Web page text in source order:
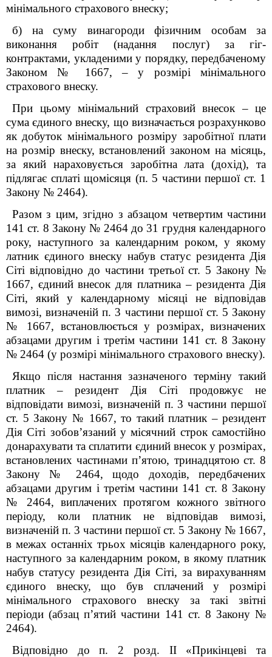
мінімального страхового внеску;
б) на суму винагороди фізичним особам за
виконання робіт (надання послуг) за гіг-
контрактами, укладеними у порядку, передбаченому
Законом № 1667, – у розмірі мінімального
страхового внеску.
При цьому мінімальний страховий внесок – це
сума єдиного внеску, що визначається розрахунково
як добуток мінімального розміру заробітної плати
на розмір внеску, встановлений законом на місяць,
за який нараховується заробітна лата (дохід), та
підлягає сплаті щомісяця (п. 5 частини першої ст. 1
Закону № 2464).
Разом з цим, згідно з абзацом четвертим частини
141 ст. 8 Закону № 2464 до 31 грудня календарного
року, наступного за календарним роком, у якому
латник єдиного внеску набув статус резидента Дія
Сіті відповідно до частини третьої ст. 5 Закону №
1667, єдиний внесок для платника – резидента Дія
Сіті, який у календарному місяці не відповідав
вимозі, визначеній п. 3 частини першої ст. 5 Закону
№ 1667, встановлюється у розмірах, визначених
абзацами другим і третім частини 141 ст. 8 Закону
№ 2464 (у розмірі мінімального страхового внеску).
Якщо після настання зазначеного терміну такий
платник – резидент Дія Сіті продовжує не
відповідати вимозі, визначеній п. 3 частини першої
ст. 5 Закону № 1667, то такий платник – резидент
Дія Сіті зобов’язаний у місячний строк самостійно
донарахувати та сплатити єдиний внесок у розмірах,
встановлених частинами п’ятою, тринадцятою ст. 8
Закону № 2464, щодо доходів, передбачених
абзацами другим і третім частини 141 ст. 8 Закону
№ 2464, виплачених протягом кожного звітного
періоду, коли платник не відповідав вимозі,
визначеній п. 3 частини першої ст. 5 Закону № 1667,
в межах останніх трьох місяців календарного року,
наступного за календарним роком, в якому платник
набув статусу резидента Дія Сіті, за вирахуванням
єдиного внеску, що був сплачений у розмірі
мінімального страхового внеску за такі звітні
періоди (абзац п’ятий частини 141 ст. 8 Закону №
2464).
Відповідно до п. 2 розд. II «Прикінцеві та